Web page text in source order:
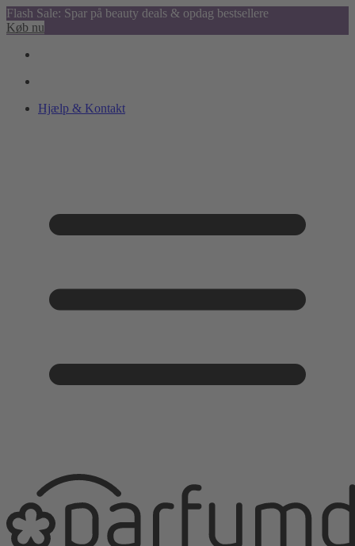
Flash Sale: Spar på beauty deals & opdag bestsellere
Køb nu
Hjælp & Kontakt